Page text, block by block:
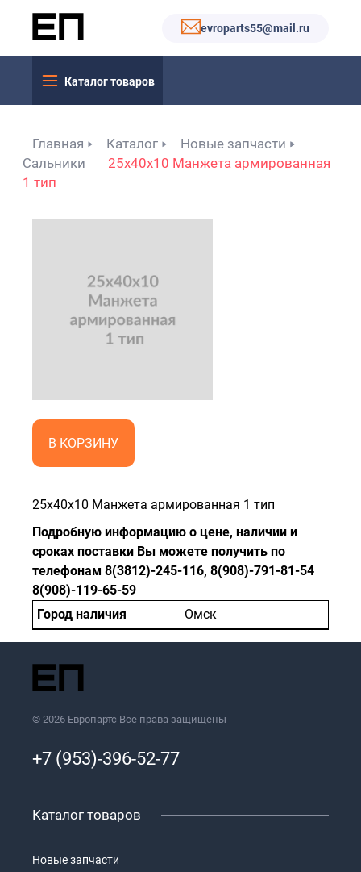
evroparts55@mail.ru
Каталог товаров
Главная Каталог
Новые запчасти
Сальники
25x40x10 Манжета армированная
1 тип
В КОРЗИНУ
25x40x10 Манжета армированная 1 тип
Подробную информацию о цене, наличии и
сроках поставки Вы можете получить по
телефонам 8(3812)-245-116, 8(908)-791-81-54
8(908)-119-65-59
Город наличия
Омск
© 2026 Европартс Все права защищены
+7 (953)-396-52-77
Каталог товаров
Новые запчасти